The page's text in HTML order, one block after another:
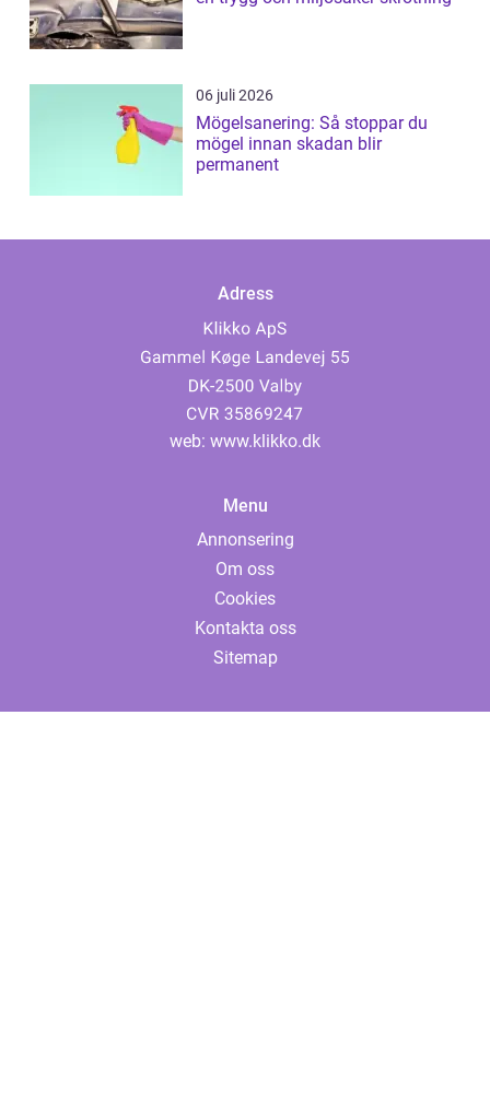
06 juli 2026
Mögelsanering: Så stoppar du
mögel innan skadan blir
permanent
Adress
web: www.klikko.dk
Menu
Annonsering
Om oss
Cookies
Kontakta oss
Sitemap